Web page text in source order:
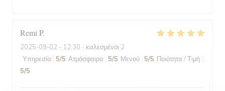
Remi P
2025-09-02 - 12:30 - καλεσμένοι 2
Υπηρεσία : 5/5 Ατμόσφαιρα : 5/5 Μενού : 5/5 Ποιότητα / Τιμή :
5/5